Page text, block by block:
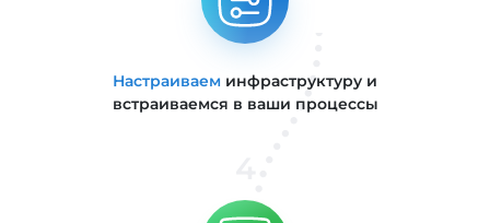
Настраиваем инфраструктуру и
встраиваемся в ваши процессы